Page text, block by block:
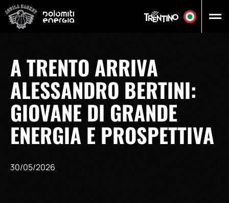
A TRENTO ARRIVA
ALESSANDRO BERTINI:
GIOVANE DI GRANDE
ENERGIA E PROSPETTIVA
30/05/2026